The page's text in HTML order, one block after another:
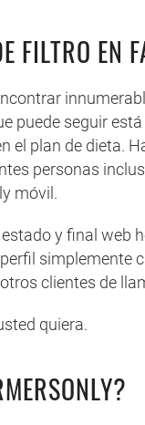
FILTRO EN
puede seguir
el plan de dieta.
personas
móvil.
y final web
simplemente
clientes de
quiera.